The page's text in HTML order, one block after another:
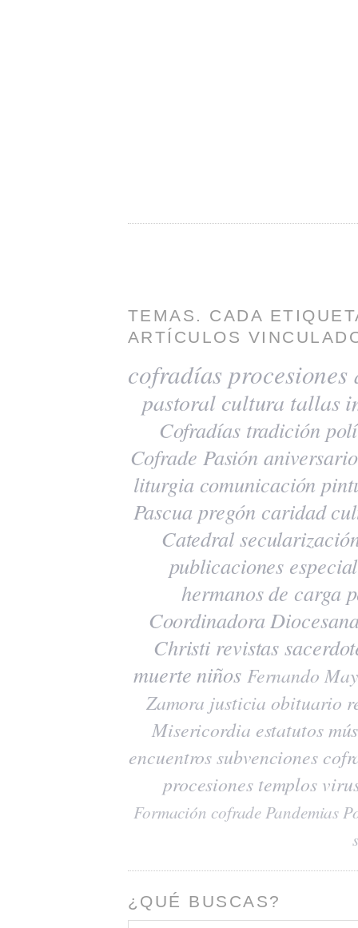
TEMAS. CADA
ARTÍCULOS
cofradías procesiones
pastoral cultura tallas
Cofradías tradición
Cofrade Pasión
liturgia comunicación
Pascua pregón caridad
Catedral
publicaciones
hermanos de carga
Coordinadora
Christi revistas
muerte niños Fernando
Zamora justicia obituario
Misericordia estatutos
encuentrossubvenciones
procesiones templos
Formación cofradePandemias
¿QUÉ BUSCAS?